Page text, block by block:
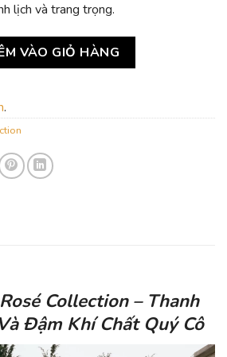
lịch và trang trọng.
– Thanh Lịch, Cổ Điển Và Đậm
VÀO GIỎ HÀNG
.
Collection – Thanh
Đậm Khí Chất Quý Cô